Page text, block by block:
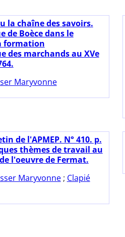
la chaîne des savoirs.
de Boèce dans le
formation
des marchands au XVe
Maryvonne
de l'APMEP. N° 410. p.
thèmes de travail au
l'oeuvre de Fermat.
Maryvonne; Clapié